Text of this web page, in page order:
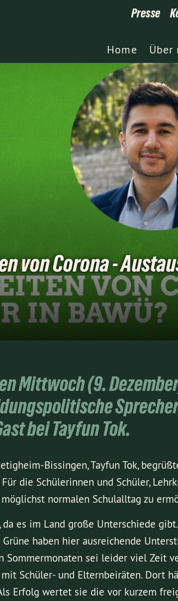
Presse
Home Über
von Corona -
Mittwoch (9.
bei Tayfun Tok.
Bissingen, Tayfun Tok,
die Schülerinnen und Schüler,
normalen Schulalltag zu
da es im Land große Unterschiede
haben hier ausreichende
Sommermonaten sei leider viel Zeit
Schüler- und Elternbeiräten. Dort
Erfolg wertet sie die vor kurzem